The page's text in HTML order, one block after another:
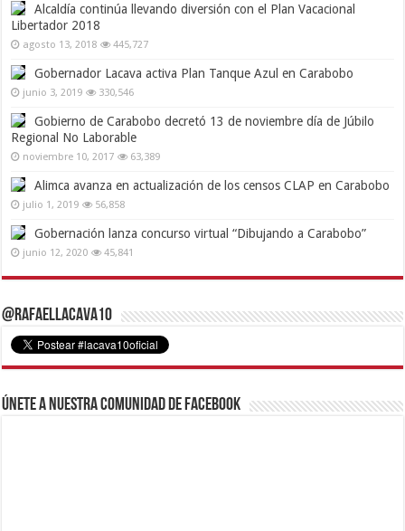
Alcaldía continúa llevando diversión con el Plan Vacacional
Libertador 2018
agosto 13, 2018 445,727
Gobernador Lacava activa Plan Tanque Azul en Carabobo
junio 3, 2019 330,546
Gobierno de Carabobo decretó 13 de noviembre día de Júbilo
Regional No Laborable
noviembre 10, 2017 63,389
Alimca avanza en actualización de los censos CLAP en Carabobo
julio 1, 2019 56,858
Gobernación lanza concurso virtual “Dibujando a Carabobo”
junio 12, 2020 45,841
@RafaelLacava10
Únete a nuestra comunidad de Facebook